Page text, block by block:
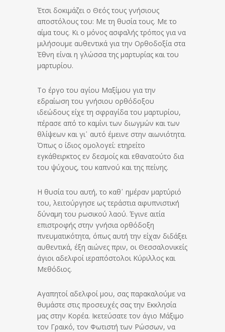
Έτσι δοκιμάζει ο Θεός τους γνήσιους
αποστόλους του: Με τη θυσία τους. Με το
αίμα τους. Κι ο μόνος ασφαλής τρόπος για να
μιλήσουμε αυθεντικά για την Ορθοδοξία στα
Έθνη είναι η γλώσσα της μαρτυρίας και του
μαρτυρίου.
Το έργο του αγίου Μαξίμου για την
εδραίωση του γνήσιου ορθόδοξου
ιδεώδους είχε τη σφραγίδα του μαρτυρίου,
πέρασε από το καμίνι των διωγμών και των
θλίψεων και γι᾽ αυτό έμεινε στην αιωνιότητα.
Όπως ο ίδιος ομολογεί: ετηρείτο
εγκάθειρκτος εν δεσμοίς και εθανατούτο δια
του ψύχους, του καπνού και της πείνης.
Η θυσία του αυτή, το καθ᾽ ημέραν μαρτύριό
του, λειτούργησε ως τεράστια αφυπνιστική
δύναμη του ρωσικού λαού. Έγινε αιτία
επιστροφής στην γνήσια ορθόδοξη
πνευματικότητα, όπως αυτή την είχαν διδάξει
αυθεντικά, έξη αιώνες πριν, οι Θεσσαλονικείς
άγιοι αδελφοί ιεραπόστολοι Κύριλλος και
Μεθόδιος.
Αγαπητοί αδελφοί μου, σας παρακαλούμε να
θυμάστε στις προσευχές σας την Εκκλησία
μας στην Κορέα. Ικετεύσατε τον άγιο Μάξιμο
τον Γραικό, τον Φωτιστή των Ρώσσων, να